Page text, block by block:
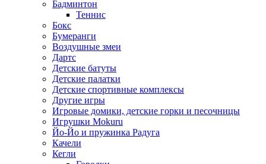
Бадминтон
Теннис
Бокс
Бумеранги
Воздушные змеи
Дартс
Детские батуты
Детские палатки
Детские спортивные комплексы
Другие игры
Игровые домики, детские горки и песочницы
Игрушки Mokuru
Йо-Йо и пружинка Радуга
Качели
Кегли